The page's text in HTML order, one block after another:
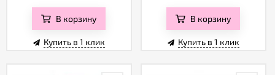
В корзину
Купить в 1 клик
В корзину
Купить в 1 клик